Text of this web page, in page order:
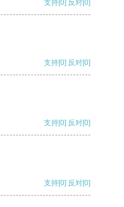
支持[0] 反对[0]
支持[0] 反对[0]
支持[0] 反对[0]
支持[0] 反对[0]